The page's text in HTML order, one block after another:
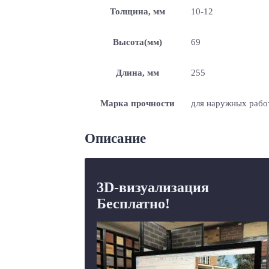
Толщина, мм 10-12
Высота(мм) 69
Длина, мм 255
Марка прочности для наружных
Описание
3D-визуализация
Бесплатно!